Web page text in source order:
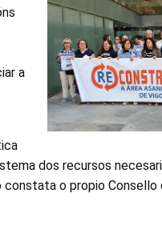
a
dos recursos
o propio